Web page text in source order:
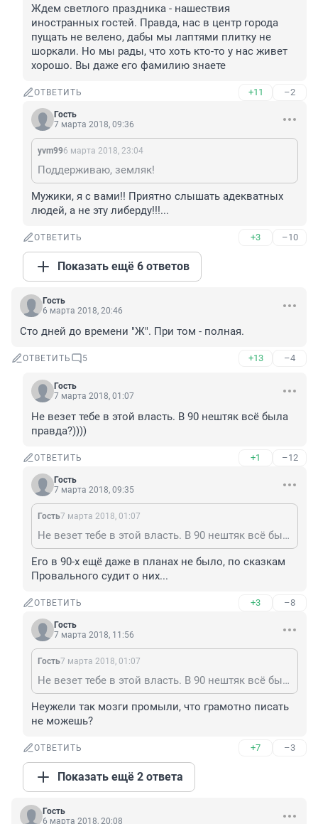
Ждем светлого праздника - нашествия
иностранных гостей. Правда, нас в центр города
пущать не велено, дабы мы лаптями плитку не
шоркали. Но мы рады, что хоть кто-то у нас живет
хорошо. Вы даже его фамилию знаете
ОТВЕТИТЬ +11 –2
Гость
7 марта 2018, 09:36
yvm996 марта 2018, 23:04
Поддерживаю, земляк!
Мужики, я с вами!! Приятно слышать адекватных
людей, а не эту либерду!!!...
ОТВЕТИТЬ +3 –10
Показать ещё 6 ответов
Гость
6 марта 2018, 20:46
Сто дней до времени "Ж". При том - полная.
ОТВЕТИТЬ 5 +13 –4
Гость
7 марта 2018, 01:07
Не везет тебе в этой власть. В 90 нештяк всё была
правда?))))
ОТВЕТИТЬ +1 –12
Гость
7 марта 2018, 09:35
Гость7 марта 2018, 01:07
Не везет тебе в этой власть. В 90 нештяк всё была правда?))))
Его в 90-х ещё даже в планах не было, по сказкам
Провального судит о них...
ОТВЕТИТЬ +3 –8
Гость
7 марта 2018, 11:56
Гость7 марта 2018, 01:07
Не везет тебе в этой власть. В 90 нештяк всё была правда?))))
Неужели так мозги промыли, что грамотно писать
не можешь?
ОТВЕТИТЬ +7 –3
Показать ещё 2 ответа
Гость
6 марта 2018, 20:08